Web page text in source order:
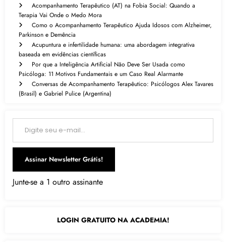
Acompanhamento Terapêutico (AT) na Fobia Social: Quando a
Terapia Vai Onde o Medo Mora
Como o Acompanhamento Terapêutico Ajuda Idosos com Alzheimer,
Parkinson e Demência
Acupuntura e infertilidade humana: uma abordagem integrativa
baseada em evidências científicas
Por que a Inteligência Artificial Não Deve Ser Usada como
Psicóloga: 11 Motivos Fundamentais e um Caso Real Alarmante
Conversas de Acompanhamento Terapêutico: Psicólogos Alex Tavares
(Brasil) e Gabriel Pulice (Argentina)
Digite seu e-mail…
Assinar Newsletter Grátis!
Junte-se a 1 outro assinante
LOGIN GRATUITO NA ACADEMIA!